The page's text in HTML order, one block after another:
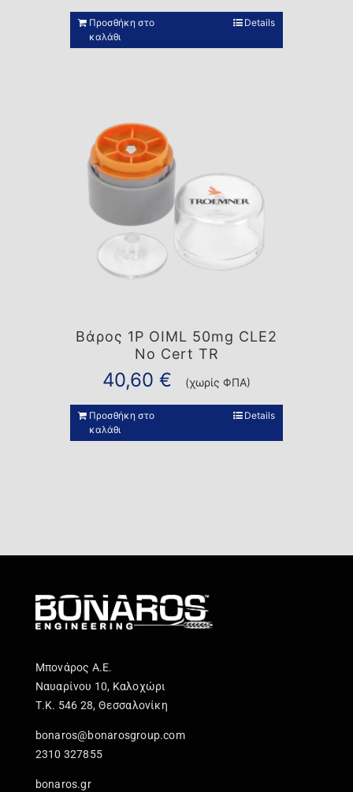
Προσθήκη στο
καλάθι
Details
Βάρος 1P OIML 50mg CLE2
No Cert TR
40,60 € (χωρίς ΦΠΑ)
Προσθήκη στο
καλάθι
Details
Μπονάρος Α.Ε.
Ναυαρίνου 10, Καλοχώρι
Τ.Κ. 546 28, Θεσσαλονίκη
bonaros@bonarosgroup.com
2310 327855
bonaros.gr